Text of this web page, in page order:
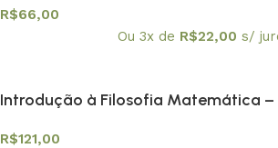
R$66,00
Ou 3x de R$22,00 s/
Introdução à Filosofia Matemática –
R$121,00